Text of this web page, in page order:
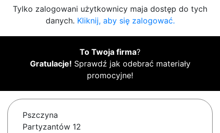
Tylko zalogowani użytkownicy maja dostęp do tych
danych. Kliknij, aby się zalogować.
To Twoja firma?
Gratulacje! Sprawdź jak odebrać materiały
promocyjne!
Pszczyna
Partyzantów 12